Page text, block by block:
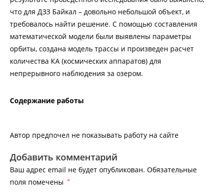
что для ДЗЗ Байкал – довольно небольшой объект, и
требовалось найти решение. С помощью составления
математической модели были выявлены параметры
орбиты, создана модель трассы и произведен расчет
количества КА (космических аппаратов) для
непрерывного наблюдения за озером.
Содержание работы
Автор предпочел не показывать работу на сайте
Добавить комментарий
Ваш адрес email не будет опубликован. Обязательные
поля помечены *